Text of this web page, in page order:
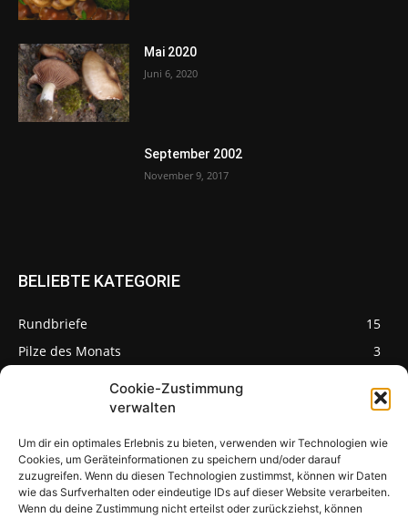
Cookie-Zustimmung
verwalten
Um dir ein optimales Erlebnis zu bieten, verwenden wir Technologien wie
Cookies, um Geräteinformationen zu speichern und/oder darauf
zuzugreifen. Wenn du diesen Technologien zustimmst, können wir Daten
wie das Surfverhalten oder eindeutige IDs auf dieser Website verarbeiten.
Wenn du deine Zustimmung nicht erteilst oder zurückziehst, können
Mai 2020
Juni 6, 2020
September 2002
November 9, 2017
BELIEBTE KATEGORIE
Rundbriefe
15
Pilze des Monats
3
Pilzseite
Seltene Pilze aus
Mainfranken und
Deutschland